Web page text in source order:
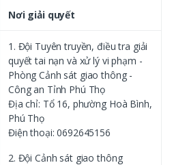
Nơi giải quyết
1. Đội Tuyên truyền, điều tra giải
quyết tai nạn và xử lý vi phạm -
Phòng Cảnh sát giao thông -
Công an Tỉnh Phú Thọ
Địa chỉ: Tổ 16, phường Hoà Bình,
Phú Thọ
Điện thoại: 0692645156
2. Đội Cảnh sát giao thông